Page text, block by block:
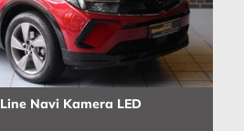
Navi Kamera LED